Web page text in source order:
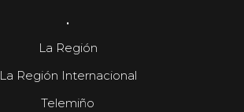
.
La Región
La Región Internacional
Telemiño